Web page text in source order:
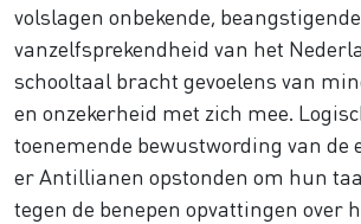
volslagen onbekende,
vanzelfsprekendheid van het
schooltaal bracht gevoelens van
en onzekerheid met zich mee.
toenemende bewustwording van de
er Antillianen opstonden om hun
tegen de benepen opvattingen over